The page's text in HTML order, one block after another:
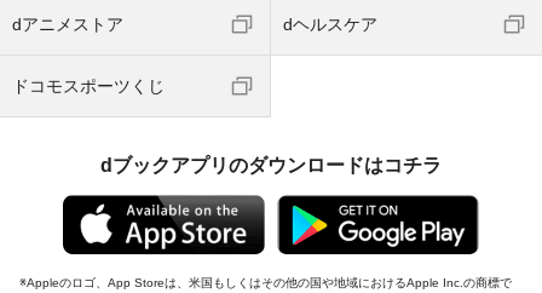
dアニメストア dヘルスケア
ドコモスポーツくじ
dブックアプリのダウンロードはコチラ
Appleのロゴ、App Storeは、米国もしくはその他の国や地域におけるApple Inc.の商標で